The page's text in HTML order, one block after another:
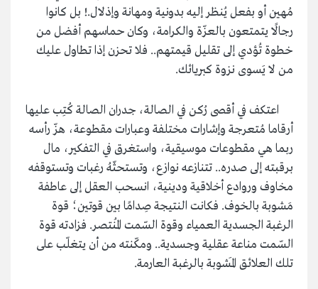
مُهين أو بفعل يُنظر إليه بدونية ومهانة وإذلال.! بل كانوا
رجالًا يتمتعون بالعزّة والكرامة، وكان حماسهم أفضل من
خطوة تُؤدي إلى تقليل قيمتهم.. فلا تحزن إذا تطاول عليك
من لا يَسوى نزوة كبريائك.
اعتكف في أقصى رُكن في الصالة، جدران الصالة كُتِب عليها
أرقاما مُتعرجة وإشارات مختلفة وعبارات مقطوعة، هزّ رأسه
ربما هي مقطوعات موسيقية، واستغرق في التفكير، مال
برقبته إلى صدره.. تتنازعه نوازع، وتستحثّهُ رغبات وتستوقفه
مخاوف وروادع أخلاقية ودينية، انسحب العقل إلى عاطفة
مَشوبة بالخوف. فكانت النتيجة صِدامًا بين قوتين؛ قوة
الرغبة الجسدية العمياء وقوة السّمت المُنتصر. فزادته قوة
السّمت مناعة عقلية وجسدية.. ومكّنته من أن يتغلّب على
تلك العلائق المَشوبة بالرغبة العارمة.